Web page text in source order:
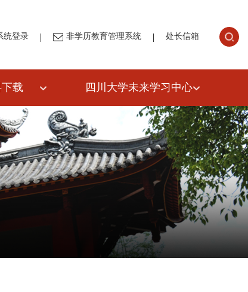
统登录 | 非学历教育管理系统 | 处长信箱
载 四川大学未来学习中心